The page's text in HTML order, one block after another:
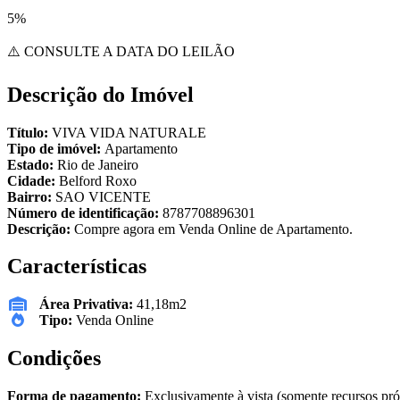
5%
⚠️ CONSULTE A DATA DO LEILÃO
Descrição do Imóvel
Título: VIVA VIDA NATURALE
Tipo de imóvel: Apartamento
Estado: Rio de Janeiro
Cidade: Belford Roxo
Bairro: SAO VICENTE
Número de identificação: 8787708896301
Descrição: Compre agora em Venda Online de Apartamento.
Características
Área Privativa: 41,18m2
Tipo: Venda Online
Condições
Forma de pagamento: Exclusivamente à vista (somente recursos